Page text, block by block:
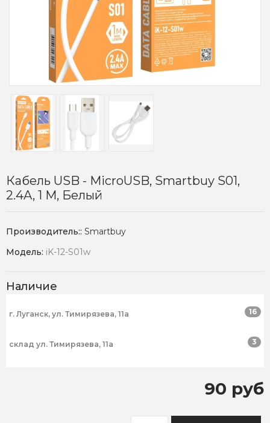
Кабель USB - MicroUSB, Smartbuy S01,
2.4A, 1 М, Белый
Производитель:: Smartbuy
Модель: iK-12-S01w
Наличие
г. Луганск, ул. Тимирязева, 11а 16
склад ул. Тимирязева, 11а 3
90 руб